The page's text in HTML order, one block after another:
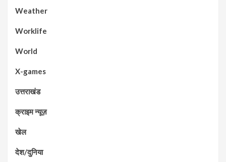
Weather
Worklife
World
X-games
उत्तराखंड
क्राइम न्यूज़
खेल
देश/दुनिया